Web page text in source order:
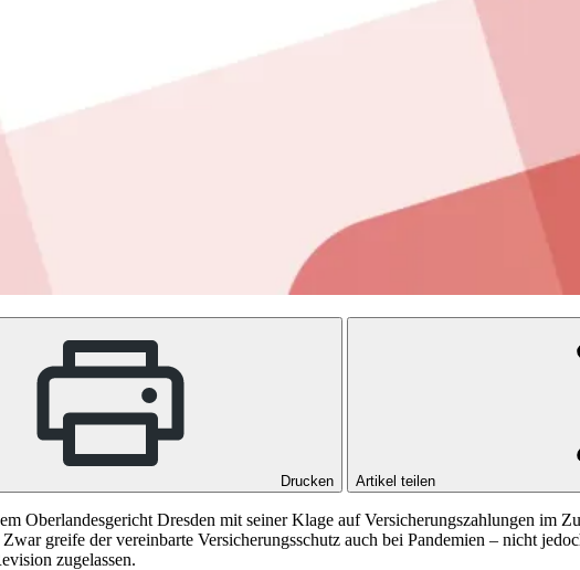
Drucken Artikel teilen
Oberlandesgericht Dresden mit seiner Klage auf Versicherungszahlungen im
greife der vereinbarte Versicherungsschutz auch bei Pandemien – nicht
zugelassen.